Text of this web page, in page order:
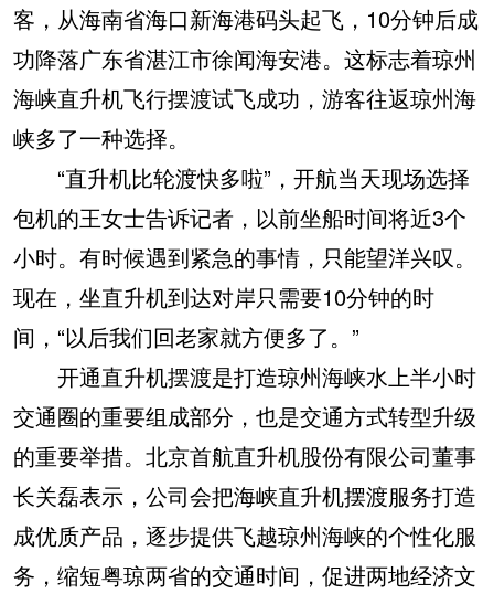
客，从海南省海口新海港码头起飞，10分钟后成
功降落广东省湛江市徐闻海安港。这标志着琼州
海峡直升机飞行摆渡试飞成功，游客往返琼州海
峡多了一种选择。
“直升机比轮渡快多啦”，开航当天现场选择
包机的王女士告诉记者，以前坐船时间将近3个
小时。有时候遇到紧急的事情，只能望洋兴叹。
现在，坐直升机到达对岸只需要10分钟的时
间，“以后我们回老家就方便多了。”
开通直升机摆渡是打造琼州海峡水上半小时
交通圈的重要组成部分，也是交通方式转型升级
的重要举措。北京首航直升机股份有限公司董事
长关磊表示，公司会把海峡直升机摆渡服务打造
成优质产品，逐步提供飞越琼州海峡的个性化服
务，缩短粤琼两省的交通时间，促进两地经济文